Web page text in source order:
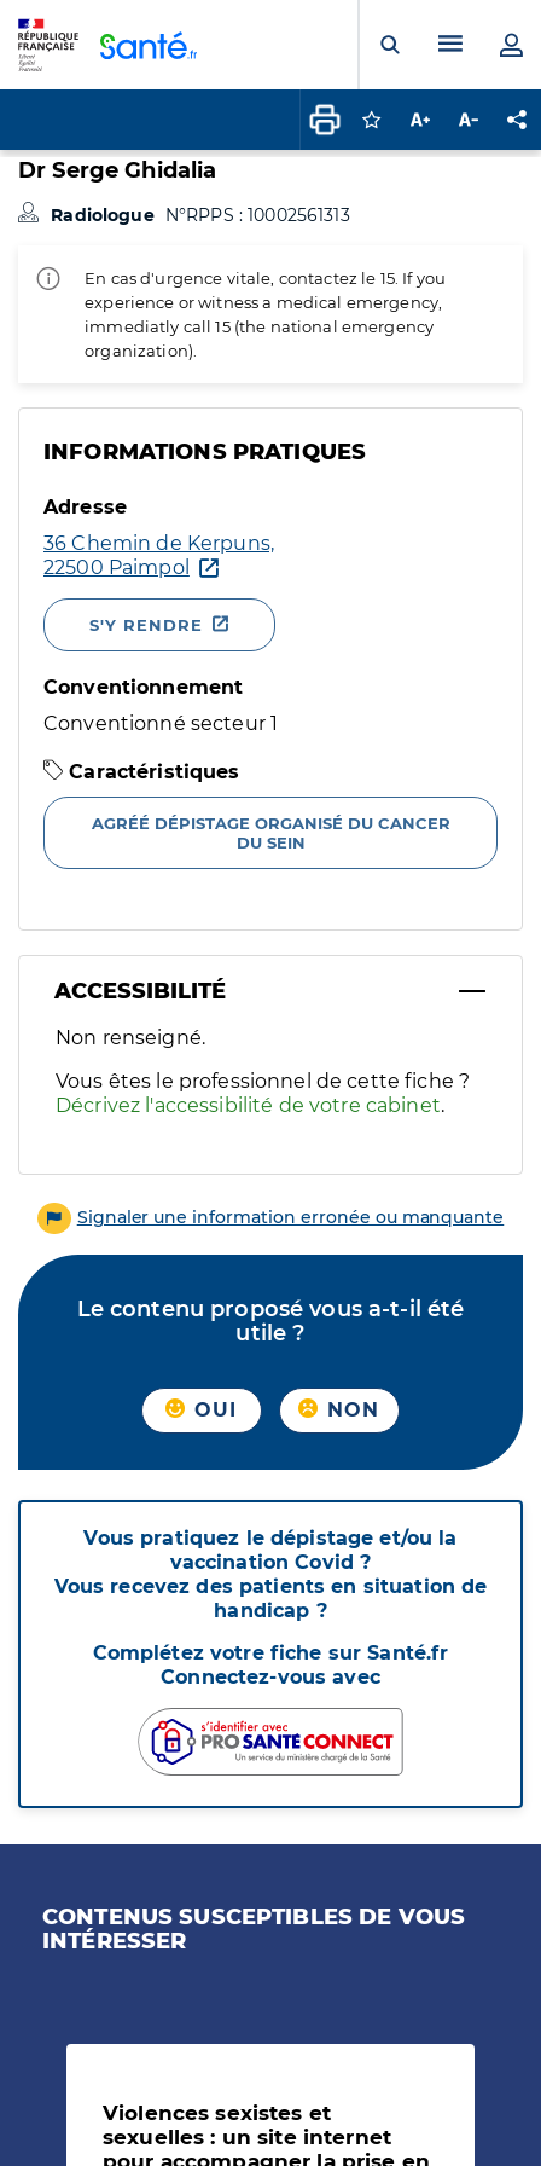
Ouvrir laMenu
Connectez-vous
Augmenter la
Dr Serge Ghidalia
Radiologue N°RPPS : 10002561313
En cas d'urgence vitale, contactez le 15. If you
experience or witness a medical emergency,
immediatly call 15 (the national emergency
organization).
INFORMATIONS PRATIQUES
Adresse
36 Chemin de Kerpuns,
22500 Paimpol
S'Y RENDRE
Conventionnement
Conventionné secteur 1
Caractéristiques
AGRÉÉ DÉPISTAGE ORGANISÉ DU CANCER
DU SEIN
ACCESSIBILITÉ
Filtres
Sélectionnez un ou plusieurs handicaps/besoins
Non renseigné.
Vous êtes le professionnel de cette fiche ?
Décrivez l'accessibilité de votre cabinet.
Signaler une information erronée ou manquante
Le contenu proposé vous a-t-il été
utile ?
OUI NON
Vous pratiquez le dépistage et/ou la
vaccination Covid ?
Vous recevez des patients en situation de
handicap ?
Complétez votre fiche sur Santé.fr
Connectez-vous avec
CONTENUS SUSCEPTIBLES DE VOUS
INTÉRESSER
Violences sexistes et
sexuelles : un site internet